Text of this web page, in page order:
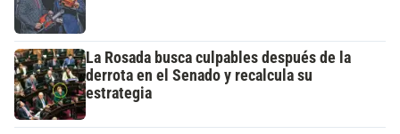
La Rosada busca culpables después de la
derrota en el Senado y recalcula su
estrategia